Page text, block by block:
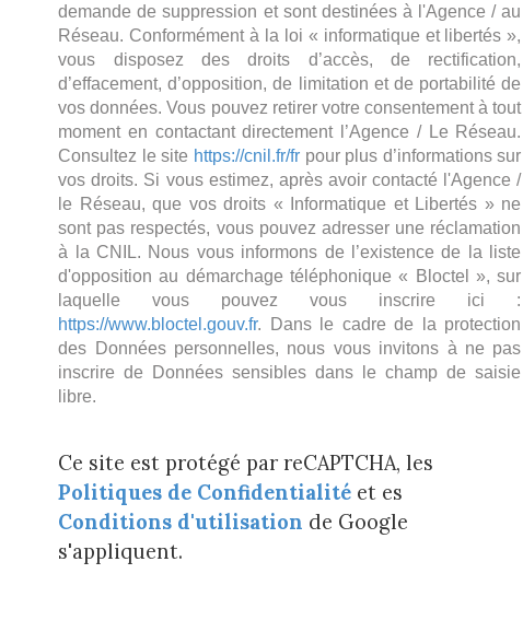
demande de suppression et sont destinées à l'Agence / au
Réseau. Conformément à la loi « informatique et libertés »,
vous disposez des droits d’accès, de rectification,
d’effacement, d’opposition, de limitation et de portabilité de
vos données. Vous pouvez retirer votre consentement à tout
moment en contactant directement l’Agence / Le Réseau.
Consultez le site https://cnil.fr/frpour plus d’informations sur
vos droits. Si vous estimez, après avoir contacté l'Agence /
le Réseau, que vos droits « Informatique et Libertés » ne
sont pas respectés, vous pouvez adresser une réclamation
à la CNIL. Nous vous informons de l’existence de la liste
d'opposition au démarchage téléphonique « Bloctel », sur
laquelle vous pouvez vous inscrire ici :
https://www.bloctel.gouv.fr. Dans le cadre de la protection
des Données personnelles, nous vous invitons à ne pas
inscrire de Données sensibles dans le champ de saisie
libre.
Ce site est protégé par reCAPTCHA, les
Politiques de Confidentialité et es
Conditions d'utilisation de Google
s'appliquent.